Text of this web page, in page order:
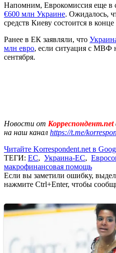
Напомним, Еврокомиссия еще в
€600 млн Украине. Ожидалось,
средств Киеву состоится в конце
Ранее в ЕК заявляли, что
млн евро, если ситуация с МВФ
сентября.
Новости от Корреспондент.net
на наш канал https://t.me/
Читайте Korrespondent.net в
ТЕГИ: ЕС, Украина-ЕС,
макрофинансовая помощь
Если вы заметили ошибку,
нажмите Ctrl+Enter, чтобы